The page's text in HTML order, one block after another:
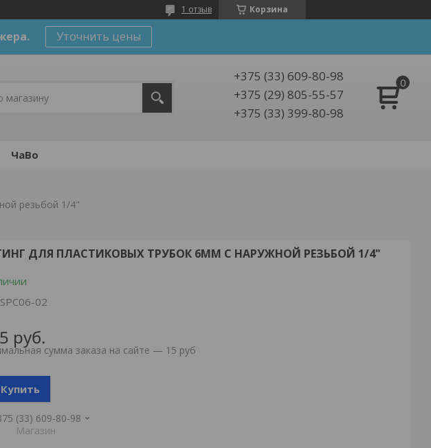
Корзина
1 отзыв
Уточнить цены
+375 (33) 609-80-98
+375 (29) 805-55-57
+375 (33) 399-80-98
ЧаВо
резьбой 1/4"
ДЛЯ ПЛАСТИКОВЫХ ТРУБОК 6ММ С НАРУЖНОЙ РЕЗЬБОЙ 1/4"
SPC06-02
руб.
сумма заказа на сайте — 15 руб
Купить
(33) 609-80-98
Магазин